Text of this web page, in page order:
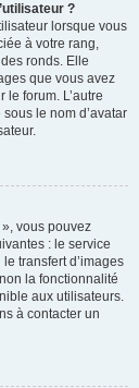
?
lorsque vous
à votre rang,
ronds. Elle
que vous avez
forum. L’autre
le nom d’avatar
vous pouvez
: le service
transfert d’images
la fonctionnalité
aux utilisateurs.
à contacter un